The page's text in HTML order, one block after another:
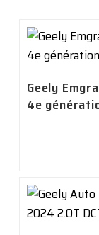
Geely
4e